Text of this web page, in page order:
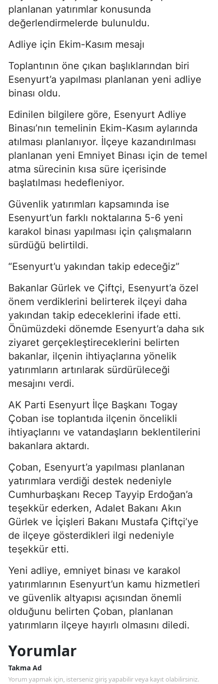
planlanan yatırımlar konusunda
değerlendirmelerde bulunuldu.
Adliye için Ekim-Kasım mesajı
Toplantının öne çıkan başlıklarından biri
Esenyurt’a yapılması planlanan yeni adliye
binası oldu.
Edinilen bilgilere göre, Esenyurt Adliye
Binası’nın temelinin Ekim-Kasım aylarında
atılması planlanıyor. İlçeye kazandırılması
planlanan yeni Emniyet Binası için de temel
atma sürecinin kısa süre içerisinde
başlatılması hedefleniyor.
Güvenlik yatırımları kapsamında ise
Esenyurt’un farklı noktalarına 5-6 yeni
karakol binası yapılması için çalışmaların
sürdüğü belirtildi.
“Esenyurt’u yakından takip edeceğiz”
Bakanlar Gürlek ve Çiftçi, Esenyurt’a özel
önem verdiklerini belirterek ilçeyi daha
yakından takip edeceklerini ifade etti.
Önümüzdeki dönemde Esenyurt’a daha sık
ziyaret gerçekleştireceklerini belirten
bakanlar, ilçenin ihtiyaçlarına yönelik
yatırımların artırılarak sürdürüleceği
mesajını verdi.
AK Parti Esenyurt İlçe Başkanı Togay
Çoban ise toplantıda ilçenin öncelikli
ihtiyaçlarını ve vatandaşların beklentilerini
bakanlara aktardı.
Çoban, Esenyurt’a yapılması planlanan
yatırımlara verdiği destek nedeniyle
Cumhurbaşkanı Recep Tayyip Erdoğan’a
teşekkür ederken, Adalet Bakanı Akın
Gürlek ve İçişleri Bakanı Mustafa Çiftçi’ye
de ilçeye gösterdikleri ilgi nedeniyle
teşekkür etti.
Yeni adliye, emniyet binası ve karakol
yatırımlarının Esenyurt’un kamu hizmetleri
ve güvenlik altyapısı açısından önemli
olduğunu belirten Çoban, planlanan
yatırımların ilçeye hayırlı olmasını diledi.
Yorumlar
Takma Ad
Yorum yapmak için, isterseniz giriş yapabilir veya kayıt olabilirsiniz.